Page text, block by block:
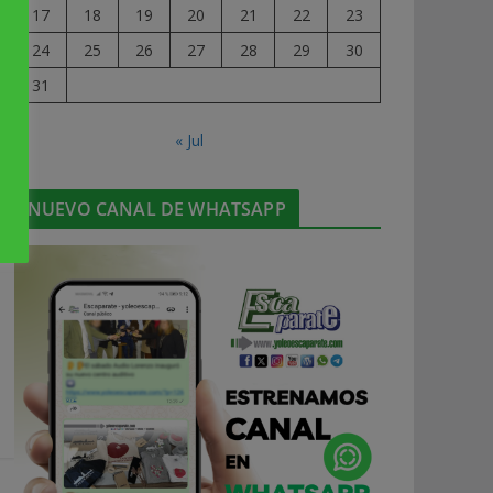
17
18 19 20 21 22
23
24
25 26 27 28 29
30
31
« Jul
NUEVO CANAL DE WHATSAPP